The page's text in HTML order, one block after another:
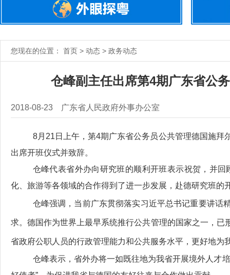
您现在的位置： 首页 > 动态 > 政务动态
仓峰副主任出席第4期广东省公
2018-08-23 广东省人民政府外事办公室
8月21日上午，第4期广东省公务员公共管理德国施
出席开班仪式并致辞。
仓峰代表省外办向研究班的顺利开班表示祝贺，并
化、旅游等各领域的合作得到了进一步发展，赴德研究班
仓峰强调，当前广东贯彻落实习近平总书记重要讲话
求。德国作为世界上最早系统推行公共管理的国家之一，
省政府公职人员的行政管理能力和公共服务水平，更好地为
仓峰表示，省外办将一如既往地为我省开展境外人才